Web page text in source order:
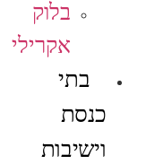
בלוק
אקרילי
בתי
כנסת
וישיבות